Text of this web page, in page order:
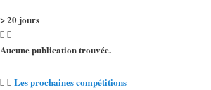
> 20 jours
Aucune publication trouvée.
Les prochaines compétitions